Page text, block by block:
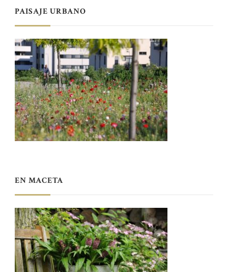
PAISAJE URBANO
EN MACETA